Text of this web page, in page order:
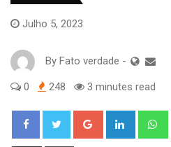
Julho 5, 2023
By Fato verdade -
0 248 3 minutes read
Google+ LinkedIn